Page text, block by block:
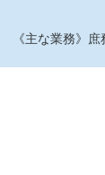
《主な業務》